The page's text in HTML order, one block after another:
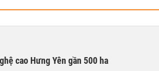
cao Hưng Yên gần 500 ha